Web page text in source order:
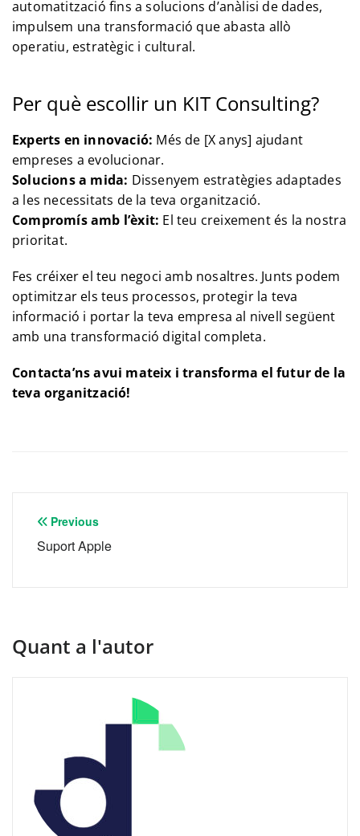
automatització fins a solucions d’anàlisi de dades,
impulsem una transformació que abasta allò
operatiu, estratègic i cultural.
Per què escollir un KIT Consulting?
Experts en innovació: Més de [X anys] ajudant
empreses a evolucionar.
Solucions a mida: Dissenyem estratègies adaptades
a les necessitats de la teva organització.
Compromís amb l’èxit: El teu creixement és la nostra
prioritat.
Fes créixer el teu negoci amb nosaltres. Junts podem
optimitzar els teus processos, protegir la teva
informació i portar la teva empresa al nivell següent
amb una transformació digital completa.
Contacta’ns avui mateix i transforma el futur de la
teva organització!
Navegació
d'entrades
Previous
Suport Apple
Quant a l'autor